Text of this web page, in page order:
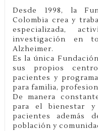
Desde 1998, la
Colombia crea y
especializada,
investigación en
Alzheimer.
Es la única
sus propios
pacientes y
para familia,
De manera
para el bienestar
pacientes además
población y